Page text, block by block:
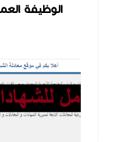
الوظيفة